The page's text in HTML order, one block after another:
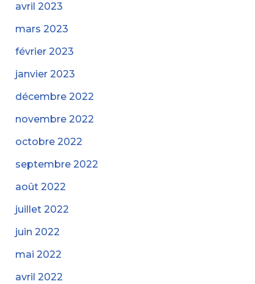
avril 2023
mars 2023
février 2023
janvier 2023
décembre 2022
novembre 2022
octobre 2022
septembre 2022
août 2022
juillet 2022
juin 2022
mai 2022
avril 2022